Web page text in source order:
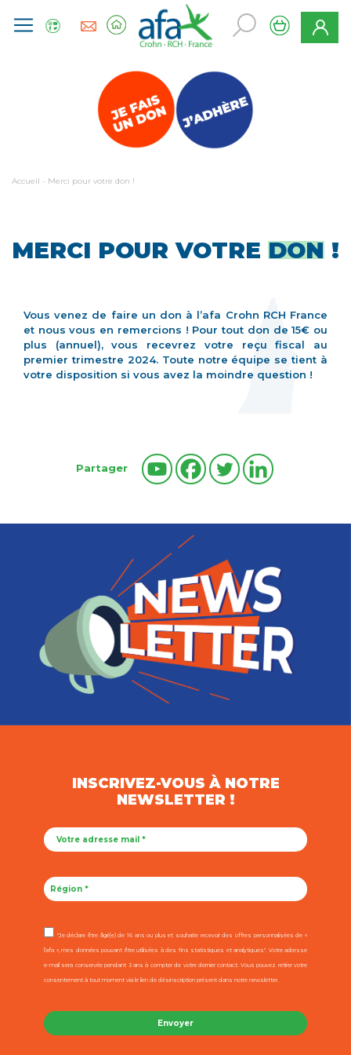
Accueil - Merci pour votre don !
MERCI POUR VOTRE DON !
Vous venez de faire un don à l’afa Crohn RCH France
et nous vous en remercions ! Pour tout don de 15€ ou
plus (annuel), vous recevrez votre reçu fiscal au
premier trimestre 2024. Toute notre équipe se tient à
votre disposition si vous avez la moindre question !
Partager
INSCRIVEZ-VOUS À NOTRE
NEWSLETTER !
"Je déclare être âgé(e) de 16 ans ou plus et souhaite recevoir des offres personnalisées de «
l’afa », mes données pouvant être utilisées à des fins statistiques et analytiques". Votre adresse
e-mail sera conservée pendant 3 ans à compter de votre dernier contact. Vous pouvez retirer votre
consentement à tout moment via le lien de désinscription présent dans notre newsletter.